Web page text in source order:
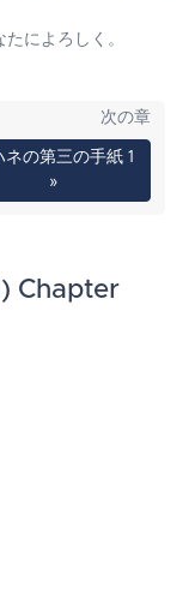
によろしく。
次の章
ネの第三の手紙 1
»
Chapter